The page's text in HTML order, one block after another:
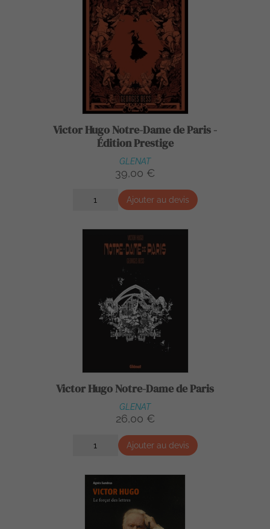
Victor Hugo Notre-Dame de Paris -
Édition Prestige
GLENAT
39,00 €
Ajouter au devis
Victor Hugo Notre-Dame de Paris
GLENAT
26,00 €
Ajouter au devis